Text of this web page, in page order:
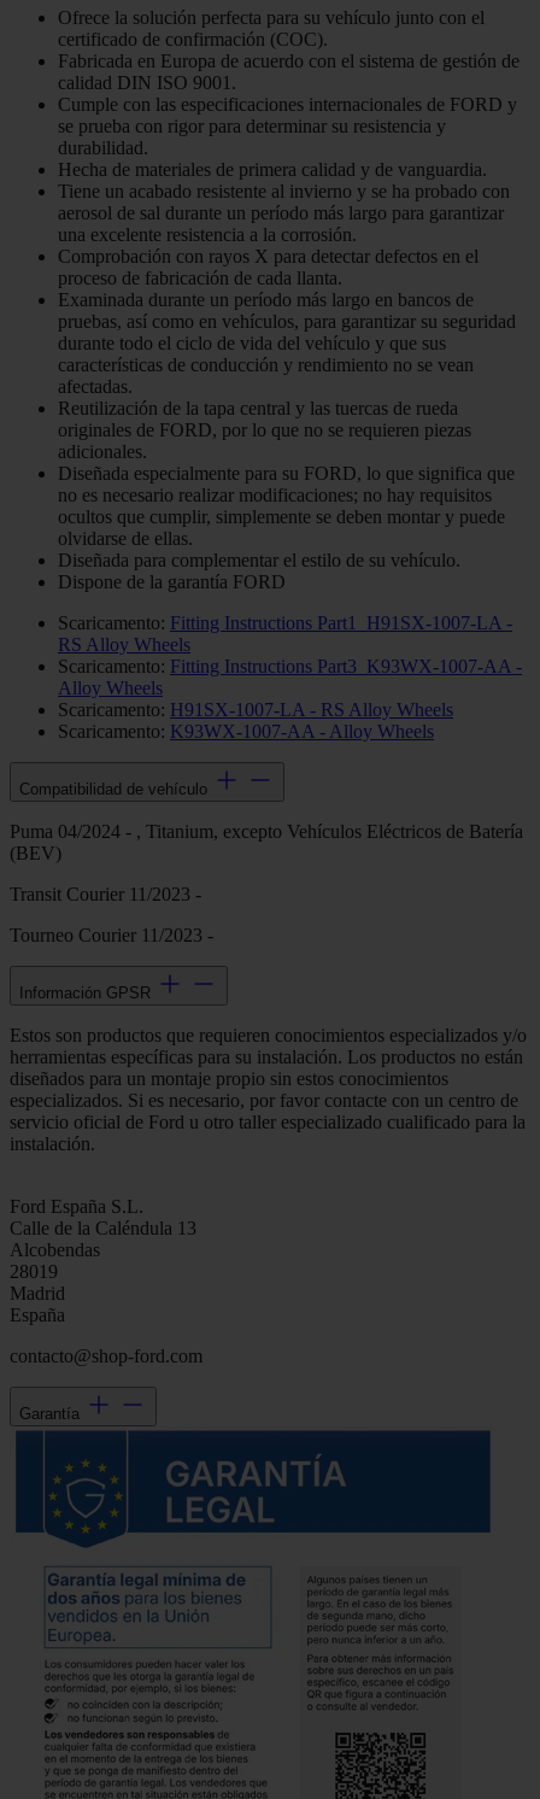
Ofrece la solución perfecta para su vehículo junto con el
certificado de confirmación (COC).
Fabricada en Europa de acuerdo con el sistema de gestión de
calidad DIN ISO 9001.
Cumple con las especificaciones internacionales de FORD y
se prueba con rigor para determinar su resistencia y
durabilidad.
Hecha de materiales de primera calidad y de vanguardia.
Tiene un acabado resistente al invierno y se ha probado con
aerosol de sal durante un período más largo para garantizar
una excelente resistencia a la corrosión.
Comprobación con rayos X para detectar defectos en el
proceso de fabricación de cada llanta.
Examinada durante un período más largo en bancos de
pruebas, así como en vehículos, para garantizar su seguridad
durante todo el ciclo de vida del vehículo y que sus
características de conducción y rendimiento no se vean
afectadas.
Reutilización de la tapa central y las tuercas de rueda
originales de FORD, por lo que no se requieren piezas
adicionales.
Diseñada especialmente para su FORD, lo que significa que
no es necesario realizar modificaciones; no hay requisitos
ocultos que cumplir, simplemente se deben montar y puede
olvidarse de ellas.
Diseñada para complementar el estilo de su vehículo.
Dispone de la garantía FORD
Scaricamento: Fitting Instructions Part1_H91SX-1007-LA -
RS Alloy Wheels
Scaricamento: Fitting Instructions Part3_K93WX-1007-AA -
Alloy Wheels
Scaricamento: H91SX-1007-LA - RS Alloy Wheels
Scaricamento: K93WX-1007-AA - Alloy Wheels
Compatibilidad de vehículo
Puma 04/2024 - , Titanium, excepto Vehículos Eléctricos de Batería
(BEV)
Transit Courier 11/2023 -
Tourneo Courier 11/2023 -
Información GPSR
Estos son productos que requieren conocimientos especializados y/o
herramientas específicas para su instalación. Los productos no están
diseñados para un montaje propio sin estos conocimientos
especializados. Si es necesario, por favor contacte con un centro de
servicio oficial de Ford u otro taller especializado cualificado para la
instalación.
Ford España S.L.
Calle de la Caléndula 13
Alcobendas
28019
Madrid
España
contacto@shop-ford.com
Garantía